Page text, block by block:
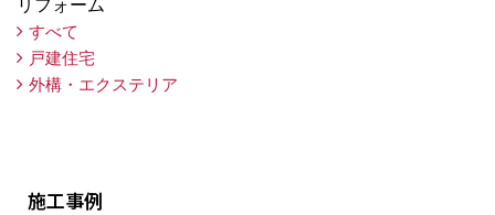
リフォーム
すべて
戸建住宅
外構・エクステリア
施工事例